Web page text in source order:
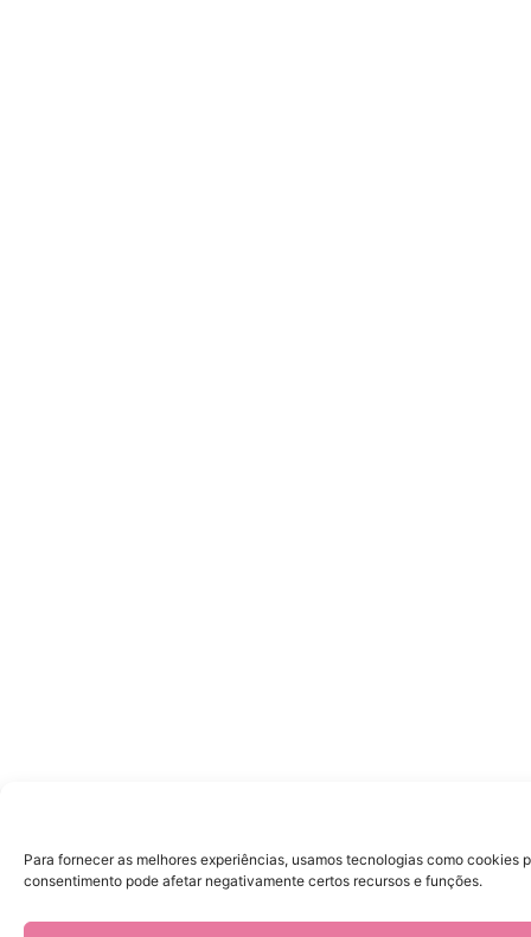
Para fornecer as melhores experiências, usamos tecnologias como
consentimento pode afetar negativamente certos recursos e funções.